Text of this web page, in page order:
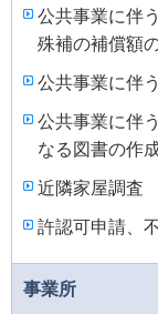
公共事業に伴
殊補の補償額
公共事業に伴
公共事業に伴
なる図書の作
近隣家屋調査
許認可申請、
事業所